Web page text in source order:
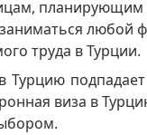
планирующим
любой
труда в Турции.
Турцию
виза в